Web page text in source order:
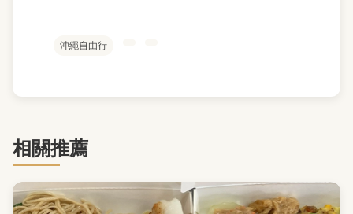
沖繩自由行
相關推薦